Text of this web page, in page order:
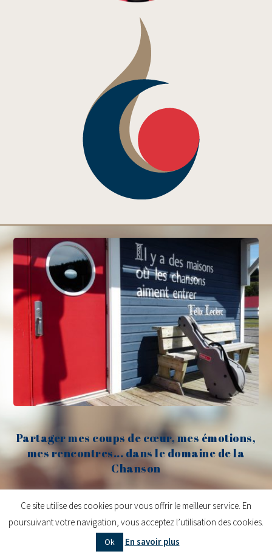
Partager mes coups de cœur, mes émotions,
mes rencontres... dans le domaine de la
Chanson
Claude Fèvre
centifoliae|Mentions légales|Contact
Ce site utilise des cookies pour vous offrir le meilleur service. En
poursuivant votre navigation, vous acceptez l’utilisation des cookies.
Ok En savoir plus